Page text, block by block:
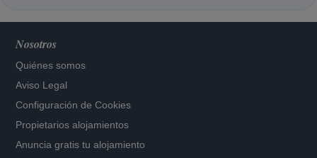
Nosotros
Quiénes somos
Aviso Legal
Configuración de Cookies
Propietarios alojamientos
Anuncia gratis tu alojamiento